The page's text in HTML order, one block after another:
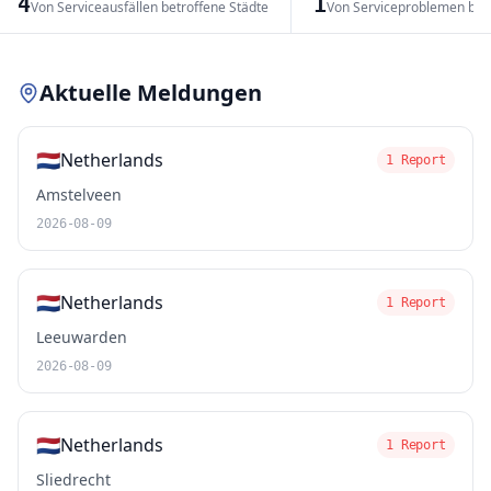
Von Serviceausfällen betroffene Städte
Von Serviceproblemen
Aktuelle Meldungen
🇳🇱Netherlands 1 Report
Amstelveen
2026-08-09
🇳🇱Netherlands 1 Report
Leeuwarden
2026-08-09
🇳🇱Netherlands 1 Report
Sliedrecht